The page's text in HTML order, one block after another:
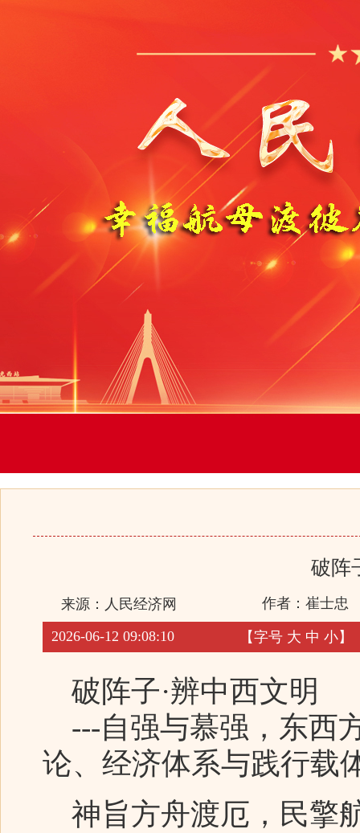
破阵
来源： 人民经济网 作者：崔士忠
2026-06-12 09:08:10 【字号 大 中 小】
破阵子·辨中西文明
---自强与慕强，东西
论、经济体系与践行载
神旨方舟渡厄，民擎